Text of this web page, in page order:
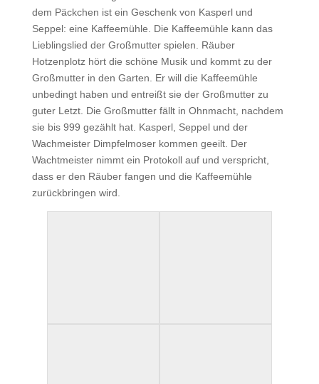
dem Päckchen ist ein Geschenk von Kasperl und
Seppel: eine Kaffeemühle. Die Kaffeemühle kann das
Lieblingslied der Großmutter spielen. Räuber
Hotzenplotz hört die schöne Musik und kommt zu der
Großmutter in den Garten. Er will die Kaffeemühle
unbedingt haben und entreißt sie der Großmutter zu
guter Letzt. Die Großmutter fällt in Ohnmacht, nachdem
sie bis 999 gezählt hat. Kasperl, Seppel und der
Wachmeister Dimpfelmoser kommen geeilt. Der
Wachtmeister nimmt ein Protokoll auf und verspricht,
dass er den Räuber fangen und die Kaffeemühle
zurückbringen wird.